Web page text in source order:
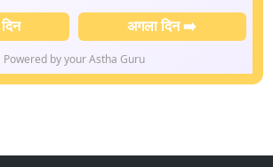
अगला दिन ➡️
Powered by your Astha Guru